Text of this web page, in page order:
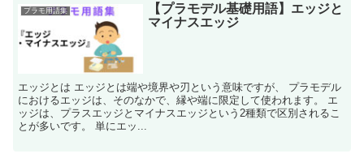
プラモ用語集
【プラモデル基礎用語】エッジと
マイナスエッジ
エッジとは エッジとは端や境界や刃という意味ですが、 プラモデル
におけるエッジは、そのなかで、縁や端に限定して使われます。 エ
ッジは、プラスエッジとマイナスエッジという2種類で区別されるこ
とが多いです。 単にエッ...